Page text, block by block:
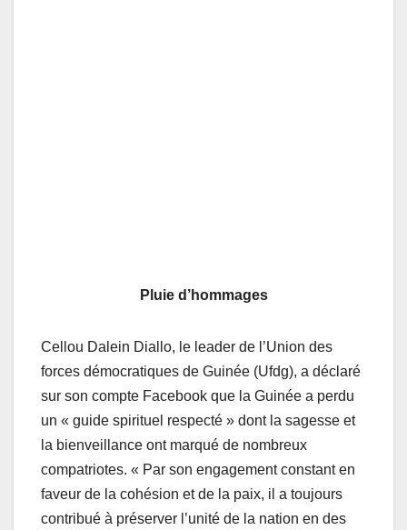
Pluie d’hommages
Cellou Dalein Diallo, le leader de l’Union des
forces démocratiques de Guinée (Ufdg), a déclaré
sur son compte Facebook que la Guinée a perdu
un « guide spirituel respecté » dont la sagesse et
la bienveillance ont marqué de nombreux
compatriotes. « Par son engagement constant en
faveur de la cohésion et de la paix, il a toujours
contribué à préserver l’unité de la nation en des